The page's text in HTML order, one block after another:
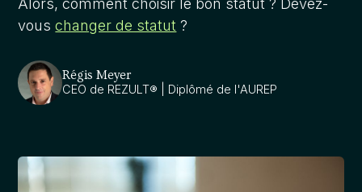
Alors, comment choisir le bon statut ? Devez-
vouschanger de statut ?
Régis Meyer
CEO de REZULT® | Diplômé de l'AUREP